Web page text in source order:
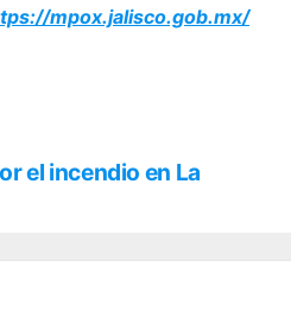
mpox.jalisco.gob.mx/
el incendio en La